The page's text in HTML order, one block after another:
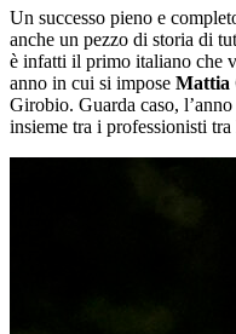
Un successo pieno e
anche un pezzo di storia di
è infatti il primo italiano che
anno in cui si impose Mattia
Girobio. Guarda caso,
insieme tra i professionisti